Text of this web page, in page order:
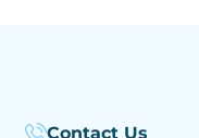
Contact Us